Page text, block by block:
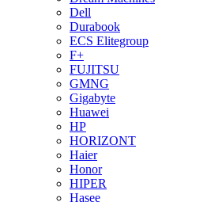
Dell
Durabook
ECS Elitegroup
F+
FUJITSU
GMNG
Gigabyte
Huawei
HP
HORIZONT
Haier
Honor
HIPER
Hasee